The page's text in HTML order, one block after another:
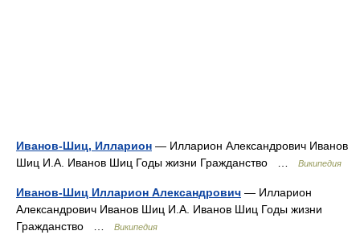
Иванов-Шиц, Илларион — Илларион Александрович Иванов
Шиц И.А. Иванов Шиц Годы жизни Гражданство …
Википедия
Иванов-Шиц Илларион Александрович — Илларион
Александрович Иванов Шиц И.А. Иванов Шиц Годы жизни
Гражданство …
Википедия